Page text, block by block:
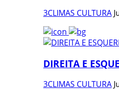
3CLIMAS CULTURA
DIREITA E
3CLIMAS CULTURA